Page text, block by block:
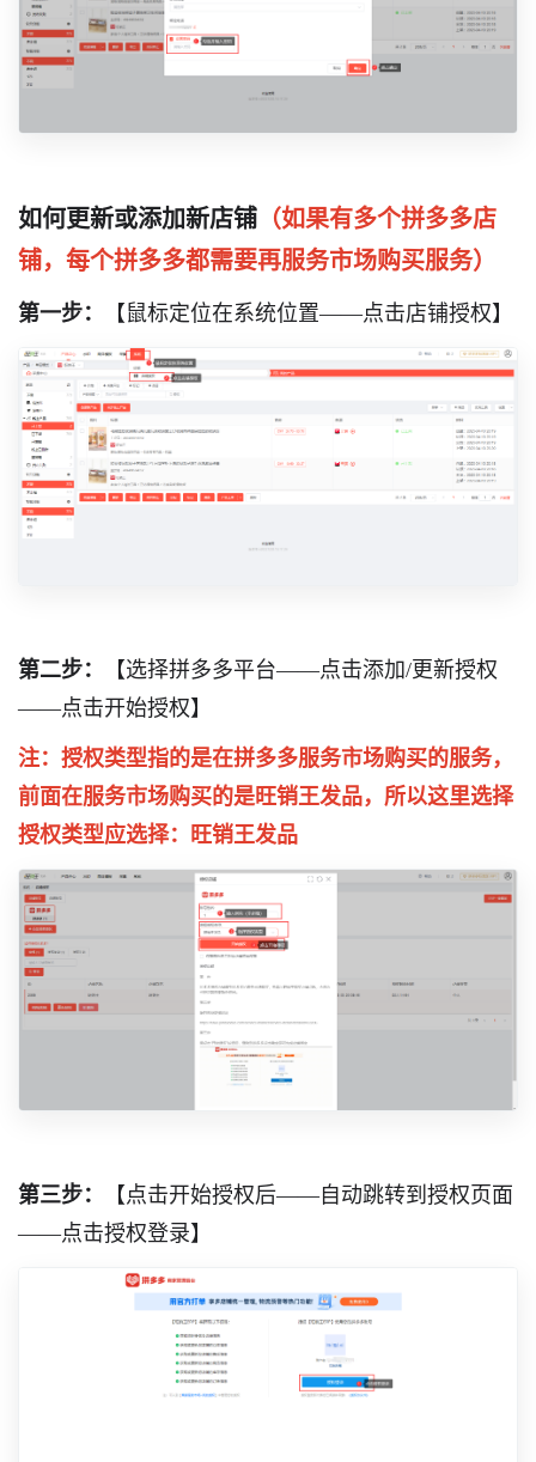
如何更新或添加新店铺 （如果有多个拼多多店
铺，每个拼多多都需要再服务市场购买服务）
第一步： 【鼠标定位在系统位置——点击店铺授权】
第二步：
【选择拼多多平台——点击添加/更新授权
——点击开始授权】
注：授权类型指的是在拼多多服务市场购买的服务，
前面在服务市场购买的是旺销王发品，所以这里选择
授权类型应选择：旺销王发品
第三步：
【点击开始授权后——自动跳转到授权页面
——点击授权登录】